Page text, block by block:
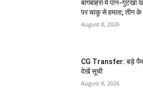
बागबाहरा में पान-गुटखा
पर चाकू से हमला; तीन
August 8, 2026
CG Transfer: बड़े
देखें सूची
August 8, 2026